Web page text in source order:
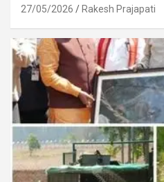
27/05/2026 Rakesh Prajapati